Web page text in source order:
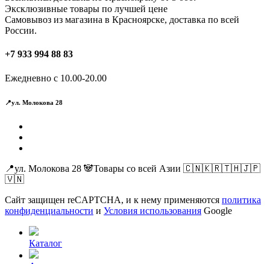
Эксклюзивные товары по лучшей цене
Самовывоз из магазина в Красноярске, доставка по всей
России.
+7 933 994 88 83
Ежедневно с 10.00-20.00
📍ул. Молокова 28
📍ул. Молокова 28 🐼Товары со всей Азии 🇨🇳🇰🇷🇹🇭🇯🇵
🇻🇳
Сайт защищен reCAPTCHA, и к нему применяются политика
конфиденциальности и Условия использования Google
Каталог